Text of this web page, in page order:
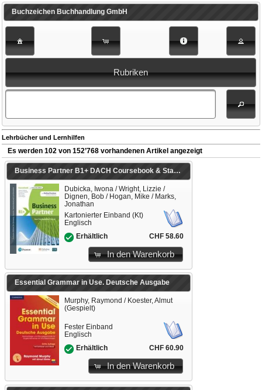
Buchzeichen Buchhandlung GmbH
Rubriken
Lehrbücher und Lernhilfen
Es werden 102 von 152’768 vorhandenen Artikel angezeigt
Business Partner B1+ DACH Coursebook & Standard MEL & DACH Reader+ eBook Pack
Dubicka, Iwona / Wright, Lizzie /
Dignen, Bob / Hogan, Mike / Marks,
Jonathan
Kartonierter Einband (Kt)
Englisch
Erhältlich
CHF 58.60
In den Warenkorb
Essential Grammar in Use. Deutsche Ausgabe
Murphy, Raymond / Koester, Almut
(Gespielt)
Fester Einband
Englisch
Erhältlich
CHF 60.90
In den Warenkorb